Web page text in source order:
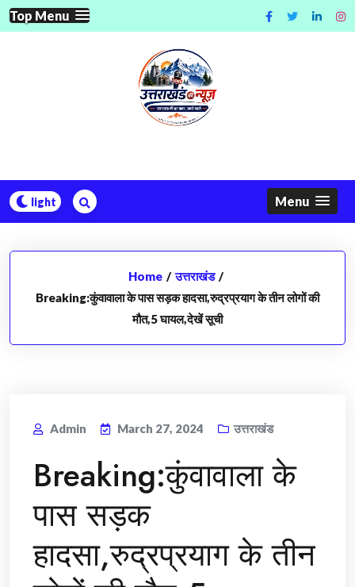
Skip
to
Top Menu
Menu
Home / उत्तराखंड /
Breaking:कुंवावाला के पास सड़क हादसा,रुद्रप्रयाग के तीन लोगों की
मौत,5 घायल,देखें सूची
Admin March 27, 2024 उत्तराखंड
Breaking:कुंवावाला के
पास सड़क
हादसा,रुद्रप्रयाग के तीन